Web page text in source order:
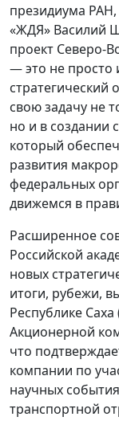
президиума
«ЖДЯ» Василий
проект Северо-
— это не просто
свою задачу не
но и в создании
который
развития
федеральных
движемся в
Расширенное
Российской
новых
итоги, рубежи,
Республике
Акционерной
что
компании по
научных
транспортной